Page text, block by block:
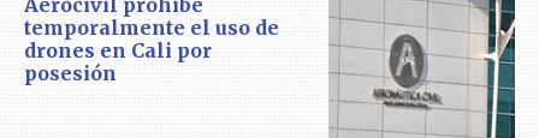
temporalmente el uso de
drones en Cali por
posesión